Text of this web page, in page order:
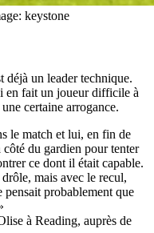
keystone
déjà un leader technique.
en fait un joueur difficile à
certaine arrogance.
le match et lui, en fin de
du gardien pour tenter
ce dont il était capable.
mais avec le recul,
pensait probablement que
à Reading, auprès de